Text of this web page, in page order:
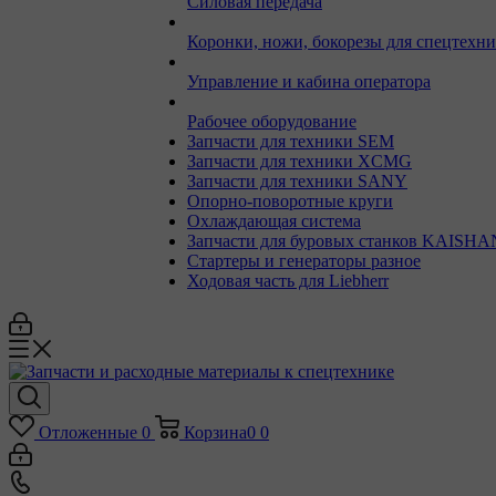
Коронки, ножи, бокорезы для
Управление и кабина оператора
Рабочее оборудование
Запчасти для техники SEM
Запчасти для техники XCMG
Запчасти для техники SANY
Опорно-поворотные круги
Охлаждающая система
Запчасти для буровых станков
Стартеры и генераторы разное
Ходовая часть для Liebherr
Отложенные 0 Корзина0 0